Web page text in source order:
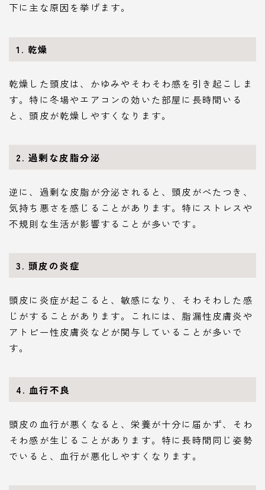
下に主な原因を挙げます。
1. 乾燥
乾燥した頭皮は、かゆみやそわそわ感を引き起こしま
す。特に冬場やエアコンの効いた部屋に長時間いる
と、頭皮が乾燥しやすくなります。
2. 過剰な皮脂分泌
逆に、過剰な皮脂が分泌されると、頭皮がべたつき、
気持ち悪さを感じることがあります。特にストレスや
不規則な生活が影響することが多いです。
3. 頭皮の炎症
頭皮に炎症が起こると、敏感になり、そわそわした感
じがすることがあります。これには、脂漏性皮膚炎や
アトピー性皮膚炎などが関与していることが多いで
す。
4. 血行不良
頭皮の血行が悪くなると、栄養が十分に届かず、そわ
そわ感が生じることがあります。特に長時間同じ姿勢
でいると、血行が悪化しやすくなります。